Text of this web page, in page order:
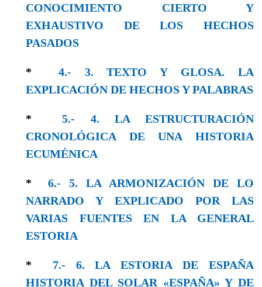
CONOCIMIENTO CIERTO Y
EXHAUSTIVO DE LOS HECHOS
PASADOS
* 4.- 3. TEXTO Y GLOSA. LA
EXPLICACIÓN DE HECHOS Y PALABRAS
*5.- 4. LA ESTRUCTURACIÓN
CRONOLÓGICA DE UNA HISTORIA
ECUMÉNICA
* 6.- 5. LA ARMONIZACIÓN DE LO
NARRADO Y EXPLICADO POR LAS
VARIAS FUENTES EN LA GENERAL
ESTORIA
* 7.- 6. LA ESTORIA DE ESPAÑA
HISTORIA DEL SOLAR «ESPAÑA» Y DE